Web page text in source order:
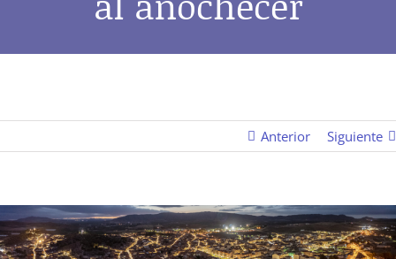
Anterior Siguiente
Ver
imagen